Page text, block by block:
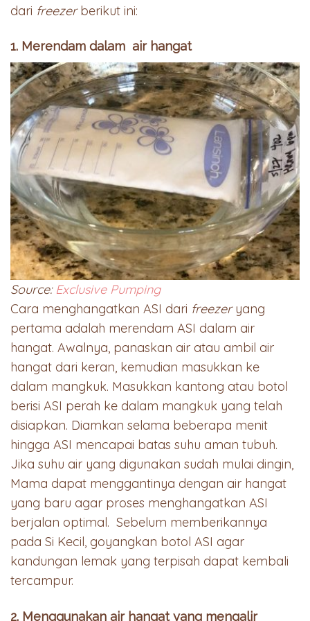
dari freezerberikut ini:
1. Merendam dalam air hangat
Source: Exclusive Pumping
Cara menghangatkan ASI dari freezeryang
pertama adalah merendam ASI dalam air
hangat. Awalnya, panaskan air atau ambil air
hangat dari keran, kemudian masukkan ke
dalam mangkuk. Masukkan kantong atau botol
berisi ASI perah ke dalam mangkuk yang telah
disiapkan. Diamkan selama beberapa menit
hingga ASI mencapai batas suhu aman tubuh.
Jika suhu air yang digunakan sudah mulai dingin,
Mama dapat menggantinya dengan air hangat
yang baru agar proses menghangatkan ASI
berjalan optimal. Sebelum memberikannya
pada Si Kecil, goyangkan botol ASI agar
kandungan lemak yang terpisah dapat kembali
tercampur.
2. Menggunakan air hangat yang mengalir